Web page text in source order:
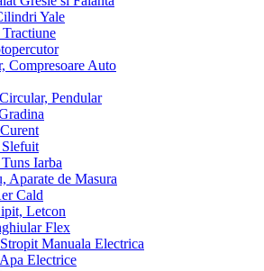
Yale
Compresoare Auto
Pendular
Iarba
Aparate de Masura
Cald
Letcon
Flex
Manuala Electrica
Electrice